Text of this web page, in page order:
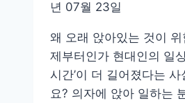
년 07월 23일
왜 오래 앉아있는 것이 위
제부터인가 현대인의 일
시간’이 더 길어졌다는
요? 의자에 앉아 일하는